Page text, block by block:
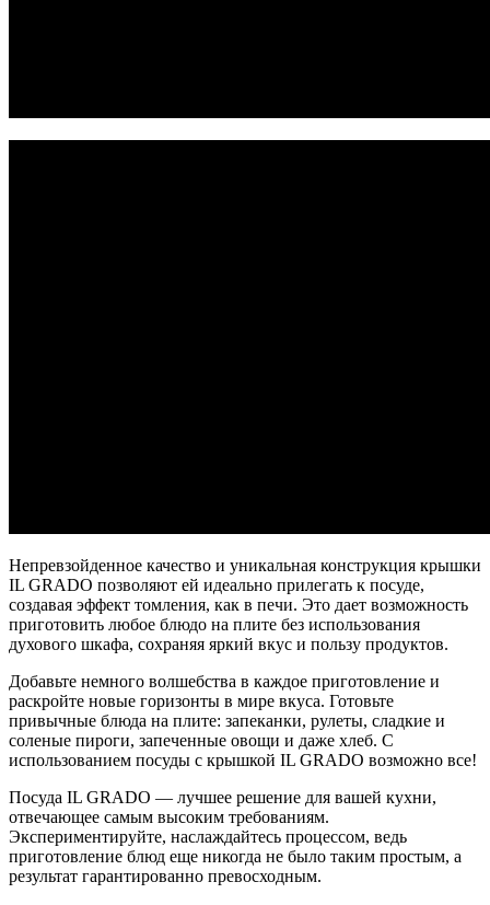
Непревзойденное качество и уникальная конструкция крышки
IL GRADO позволяют ей идеально прилегать к посуде,
создавая эффект томления, как в печи. Это дает возможность
приготовить любое блюдо на плите без использования
духового шкафа, сохраняя яркий вкус и пользу продуктов.
Добавьте немного волшебства в каждое приготовление и
раскройте новые горизонты в мире вкуса. Готовьте
привычные блюда на плите: запеканки, рулеты, сладкие и
соленые пироги, запеченные овощи и даже хлеб. С
использованием посуды с крышкой IL GRADO возможно все!
Посуда IL GRADO — лучшее решение для вашей кухни,
отвечающее самым высоким требованиям.
Экспериментируйте, наслаждайтесь процессом, ведь
приготовление блюд еще никогда не было таким простым, а
результат гарантированно превосходным.